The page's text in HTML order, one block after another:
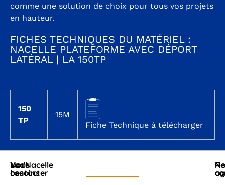
comme une solution de choix pour tous vos projets
en hauteur.
FICHES TECHNIQUES DU MATÉRIEL :
NACELLE PLATEFORME AVEC DÉPORT
LATÉRAL | LA 150TP
150
TP
15M
Fiche Technique à télécharger
Nous
contacter
Vos
besoins
Loc'Nacelle